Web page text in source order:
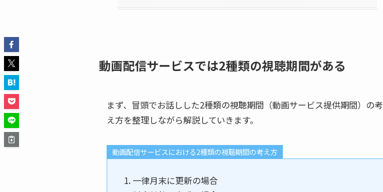
動画配信サービスでは2種類の視聴期間がある
まず、冒頭でお話しした2種類の視聴期間（動画サービス提供期間）の考
え方を整理しながら解説していきます。
動画配信サービスにおける2種類の視聴期間の考え方
一律月末に更新の場合